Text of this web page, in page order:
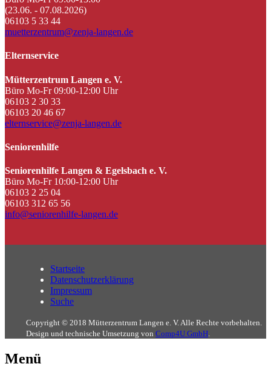
(23.06. - 07.08.2026)
06103 5 33 44
muetterzentrum@zenja-langen.de
Elternservice
Mütterzentrum Langen e. V.
Büro Mo-Fr 09:00-12:00 Uhr
06103 2 30 33
06103 20 46 67
elternservice@zenja-langen.de
Seniorenhilfe
Seniorenhilfe Langen & Egelsbach e. V.
Büro Mo-Fr 10:00-12:00 Uhr
06103 2 25 04
06103 312 65 56
info@seniorenhilfe-langen.de
Startseite
Datenschutzerklärung
Impressum
Suche
Copyright © 2018 Mütterzentrum Langen e. V. Alle Rechte vorbehalten.
Design und technische Umsetzung von Comp4U GmbH.
Menü